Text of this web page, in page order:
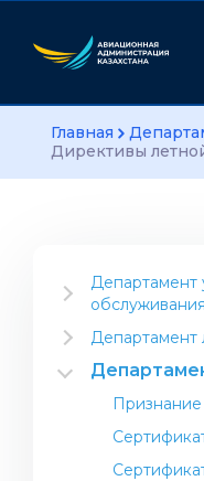
Главная
Директивы
Департамент
Информация
Департамент
Открытие
Открытие
авиационных
Авиация
Признание